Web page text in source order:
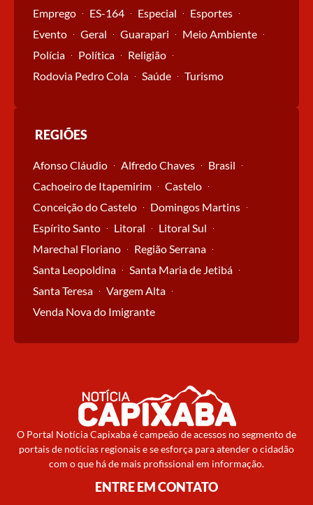
Emprego
ES-164 Especial
Esportes
Evento
Geral Guarapari
Meio Ambiente
Polícia
Política
Religião
Rodovia Pedro Cola
Saúde Turismo
REGIÕES
Afonso Cláudio Alfredo Chaves
Brasil
Cachoeiro de Itapemirim
Castelo
Conceição do Castelo
Domingos Martins
Espírito Santo
Litoral
Litoral Sul
Marechal Floriano
Região Serrana
Santa Leopoldina
Santa Maria de Jetibá
Santa Teresa
Vargem Alta
Venda Nova do Imigrante
O Portal Notícia Capixaba é campeão de acessos no segmento de
portais de notícias regionais e se esforça para atender o cidadão
com o que há de mais profissional em informação.
ENTRE EM CONTATO